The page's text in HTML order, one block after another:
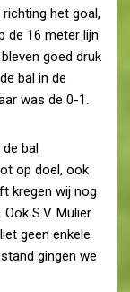
het goal,
de 16 meter lijn
goed druk
bal in de
was de 0-1.
bal
op doel, ook
kregen wij nog
S.V. Mulier
geen enkele
gingen we